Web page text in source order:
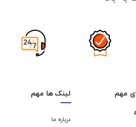
مهم
لینک ها مهم
درباره ما